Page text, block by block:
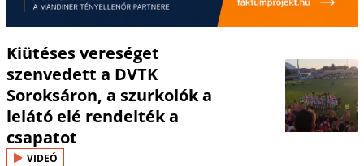
Kiütéses vereséget
szenvedett a DVTK
Soroksáron, a szurkolók a
lelátó elé rendelték a
csapatot
VIDEÓ